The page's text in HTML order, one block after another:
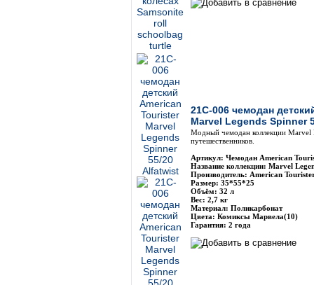
21C-006 чемодан
Marvel Legends Spinner
Модный чемодан коллекции Marvel
путешественников.
Артикул: Чемодан American
Название коллекции: Marvel
Производитель: American
Размер: 35*55*25
Объём: 32 л
Вес: 2,7 кг
Материал: Поликарбонат
Цвета: Комиксы Марвела(10)
Гарантия: 2 года